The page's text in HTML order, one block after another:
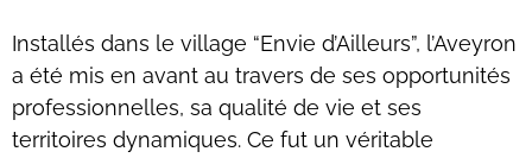
Installés dans le village “Envie d’Ailleurs”, l’Aveyron
a été mis en avant au travers de ses opportunités
professionnelles, sa qualité de vie et ses
territoires dynamiques. Ce fut un véritable